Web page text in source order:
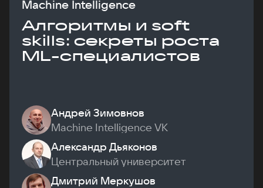
Machine Intelligence
Алгоритмы и soft
skills: секреты роста
ML-специалистов
Андрей Зимовнов
Machine Intelligence VK
Александр Дьяконов
Центральный университет
Дмитрий Меркушов